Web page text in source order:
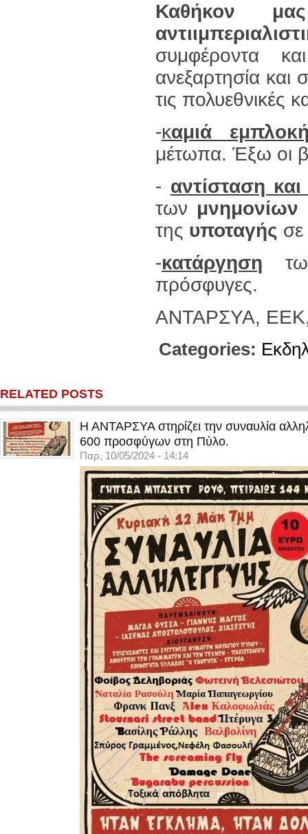
Καθήκον
συμφέροντα
ανεξαρτησία και
τις πολυεθνικές
-καμιά
μέτωπα. Έξω οι
- αντίσταση
των μνημονίων
της υποταγής
-κατάργηση
πρόσφυγες.
ΑΝΤΑΡΣΥΑ,
Categories:
RELATED POSTS
Η ΑΝΤΑΡΣΥΑ στηρίζει την συναυλία
600 προσφύγων στη Πύλο.
Παρ, 10/05/2024 - 14:14